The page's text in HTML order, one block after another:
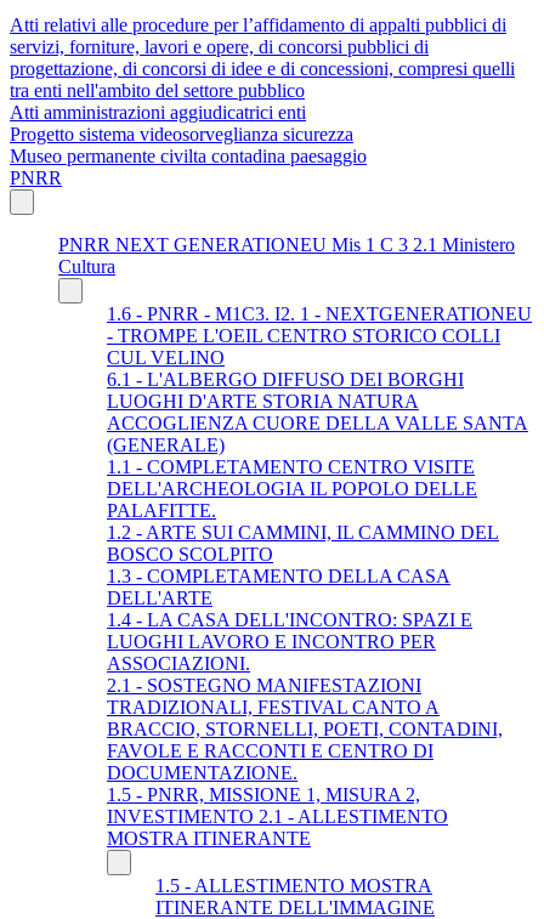
Atti relativi alle procedure per l’affidamento di appalti pubblici di
servizi, forniture, lavori e opere, di concorsi pubblici di
progettazione, di concorsi di idee e di concessioni, compresi quelli
tra enti nell'ambito del settore pubblico
Atti amministrazioni aggiudicatrici enti
Progetto sistema videosorveglianza sicurezza
Museo permanente civilta contadina paesaggio
PNRR
PNRR NEXT GENERATIONEU Mis 1 C 3 2.1 Ministero
Cultura
1.6 - PNRR - M1C3. I2. 1 - NEXTGENERATIONEU
- TROMPE L'OEIL CENTRO STORICO COLLI
CUL VELINO
6.1 - L'ALBERGO DIFFUSO DEI BORGHI
LUOGHI D'ARTE STORIA NATURA
ACCOGLIENZA CUORE DELLA VALLE SANTA
(GENERALE)
1.1 - COMPLETAMENTO CENTRO VISITE
DELL'ARCHEOLOGIA IL POPOLO DELLE
PALAFITTE.
1.2 - ARTE SUI CAMMINI, IL CAMMINO DEL
BOSCO SCOLPITO
1.3 - COMPLETAMENTO DELLA CASA
DELL'ARTE
1.4 - LA CASA DELL'INCONTRO: SPAZI E
LUOGHI LAVORO E INCONTRO PER
ASSOCIAZIONI.
2.1 - SOSTEGNO MANIFESTAZIONI
TRADIZIONALI, FESTIVAL CANTO A
BRACCIO, STORNELLI, POETI, CONTADINI,
FAVOLE E RACCONTI E CENTRO DI
DOCUMENTAZIONE.
1.5 - PNRR, MISSIONE 1, MISURA 2,
INVESTIMENTO 2.1 - ALLESTIMENTO
MOSTRA ITINERANTE
1.5 - ALLESTIMENTO MOSTRA
ITINERANTE DELL'IMMAGINE